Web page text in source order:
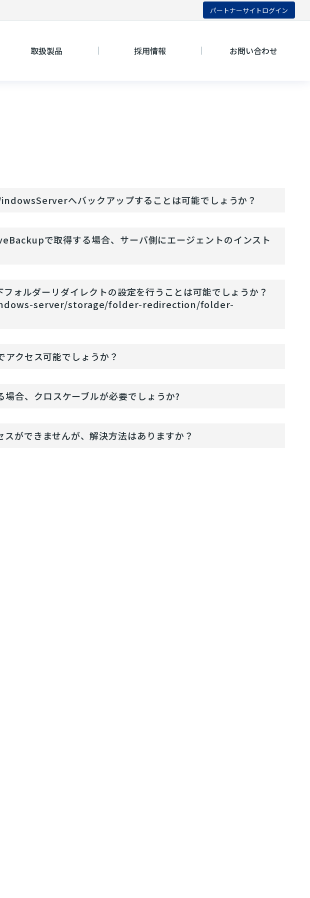
パートナーサイトログイン
取扱製品 採用情報 お問い合わせ
へバックアップすることは可能でしょうか？
で取得する場合、サーバ側にエージェントのインスト
ォルダーリダイレクトの設定を行うことは可能でしょうか？
server/storage/folder-redirection/folder-
クセス可能でしょうか？
合、クロスケーブルが必要でしょうか?
ができませんが、解決方法はありますか？